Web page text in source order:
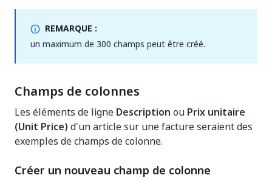
REMARQUE :
un maximum de 300 champs peut être créé.
Champs de colonnes
Les éléments de ligne Description ou Prix unitaire
(Unit Price) d'un article sur une facture seraient des
exemples de champs de colonne.
Créer un nouveau champ de colonne